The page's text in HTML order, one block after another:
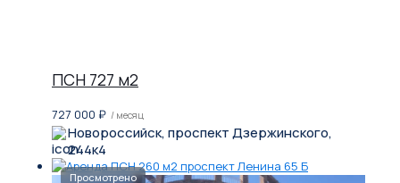
ПСН 727 м2
727 000 ₽ / месяц
Новороссийск, проспект Дзержинского,
244к4